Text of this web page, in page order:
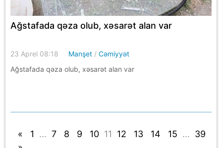
Ağstafada qəza olub, xəsarət alan var
23 Aprel 08:18 Manşet /Cəmiyyət
Ağstafada qəza olub, xəsarət alan var
« 1 ... 7 8 9 10 11 12 13 14 15 ... 39